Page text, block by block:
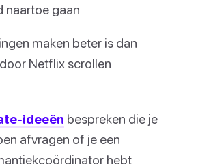
naartoe gaan
maken beter is dan
Netflix scrollen
ideeën bespreken die je
afvragen of je een
hebt